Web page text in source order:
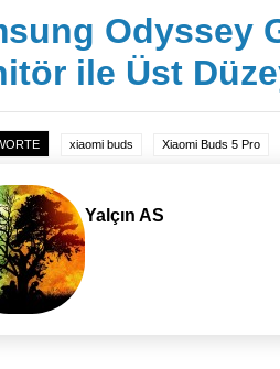
Odyssey
ile Üst
xiaomi buds Xiaomi Buds 5 Pro
Yalçın AS